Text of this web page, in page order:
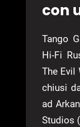
con
Tango
Hi-Fi
The Evil
chiusi
ad
Studios